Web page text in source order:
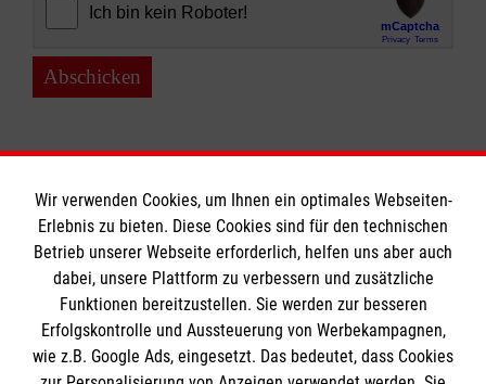
Abschicken
Informationen
Impressum
Datenschutz
Die Malteser
Wir verwenden Cookies, um Ihnen ein optimales Webseiten-
Erlebnis zu bieten. Diese Cookies sind für den technischen
Betrieb unserer Webseite erforderlich, helfen uns aber auch
dabei, unsere Plattform zu verbessern und zusätzliche
Funktionen bereitzustellen. Sie werden zur besseren
Erfolgskontrolle und Aussteuerung von Werbekampagnen,
wie z.B. Google Ads, eingesetzt. Das bedeutet, dass Cookies